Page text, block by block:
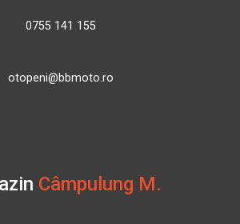
0755 141 155
otopeni@bbmoto.ro
Câmpulung M.